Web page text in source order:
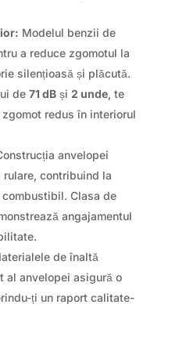
Modelul benzii de
a reduce zgomotul la
silențioasă și plăcută.
de 71 dBși 2 unde, te
redus în interiorul
anvelopei
contribuind la
Clasa de
angajamentul
de înaltă
al anvelopei asigură o
ți un raport calitate-